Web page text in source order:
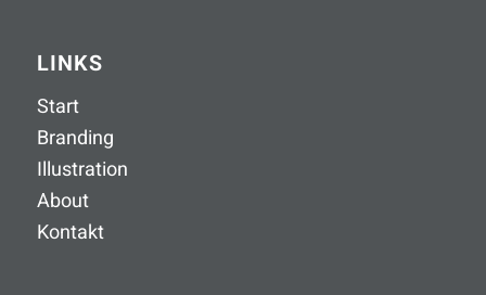
LINKS
Start
Branding
Illustration
About
Kontakt